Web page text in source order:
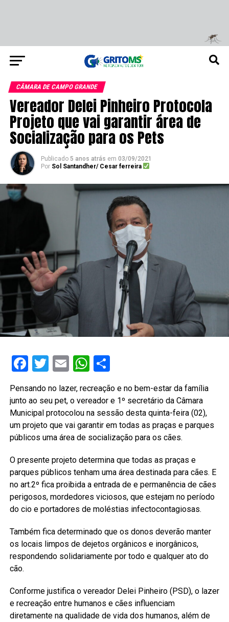
CÂMARA DE CAMPO GRANDE
Vereador Delei Pinheiro Protocola
Projeto que vai garantir área de
Socialização para os Pets
Publicado 5 anos atrás em 03/09/2021
Por Sol Santandher/ Cesar ferreira
Facebook
Twitter
EmailWhatsApp
Share
Pensando no lazer, recreação e no bem-estar da família
junto ao seu pet, o vereador e 1º secretário da Câmara
Municipal protocolou na sessão desta quinta-feira (02),
um projeto que vai garantir em todas as praças e parques
públicos uma área de socialização para os cães.
O presente projeto determina que todas as praças e
parques públicos tenham uma área destinada para cães. E
no art.2º fica proibida a entrada de e permanência de cães
perigosos, mordedores viciosos, que estejam no período
do cio e portadores de moléstias infectocontagiosas.
Também fica determinado que os donos deverão manter
os locais limpos de dejetos orgânicos e inorgânicos,
respondendo solidariamente por todo e qualquer ato do
cão.
Conforme justifica o vereador Delei Pinheiro (PSD), o lazer
e recreação entre humanos e cães influenciam
diretamente na qualidade de vida dos humanos, além de